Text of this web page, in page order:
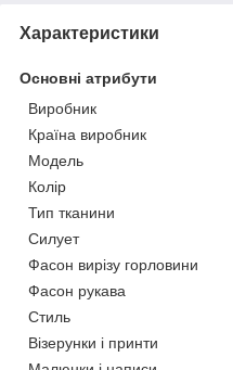
Характеристики
Основні атрибути
Виробник
Країна виробник
Модель
Колір
Тип тканини
Силует
Фасон вирізу горловини
Фасон рукава
Стиль
Візерунки і принти